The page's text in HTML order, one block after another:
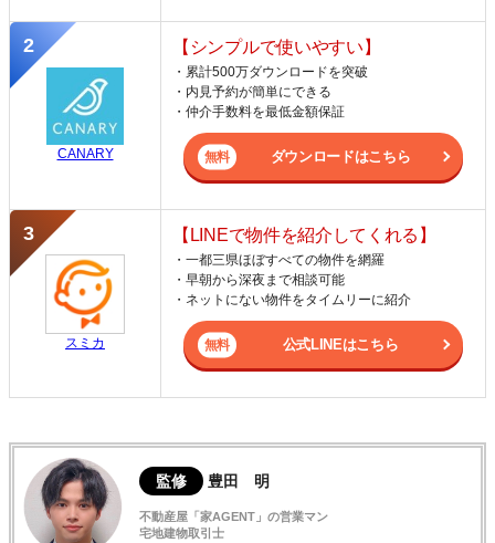
CANARY
【シンプルで使いやすい】
・累計500万ダウンロードを突破
・内見予約が簡単にできる
・仲介手数料を最低金額保証
ダウンロードはこちら
スミカ
【LINEで物件を紹介してくれる】
・一都三県ほぼすべての物件を網羅
・早朝から深夜まで相談可能
・ネットにない物件をタイムリーに紹介
公式LINEはこちら
監修 豊田 明
不動産屋「家AGENT」の営業マン
宅地建物取引士